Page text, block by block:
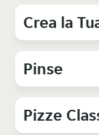
Crea la
Pinse
Pizze